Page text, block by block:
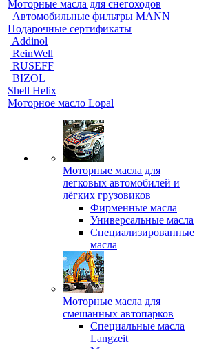
Моторные масла для снегоходов
Автомобильные фильтры MANN
Подарочные сертификаты
Addinol
ReinWell
RUSEFF
BIZOL
Shell Helix
Моторное масло Lopal
Моторные масла для
легковых автомобилей и
лёгких грузовиков
Фирменные масла
Универсальные масла
Специализированные
масла
Моторные масла для
смешанных автопарков
Специальные масла
Langzeit